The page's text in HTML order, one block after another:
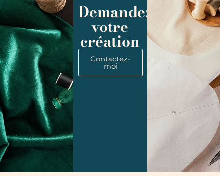
Demandez
votre
création
Contactez-
moi